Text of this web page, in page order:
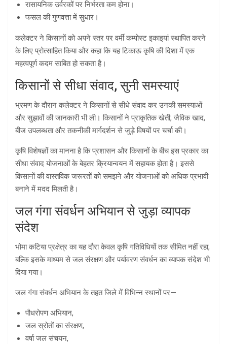
रासायनिक उर्वरकों पर निर्भरता कम होना।
फसल की गुणवत्ता में सुधार।
कलेक्टर ने किसानों को अपने स्तर पर वर्मी कम्पोस्ट इकाइयां स्थापित करने
के लिए प्रोत्साहित किया और कहा कि यह टिकाऊ कृषि की दिशा में एक
महत्वपूर्ण कदम साबित हो सकता है।
किसानों से सीधा संवाद, सुनी समस्याएं
भ्रमण के दौरान कलेक्टर ने किसानों से सीधे संवाद कर उनकी समस्याओं
और सुझावों की जानकारी भी ली। किसानों ने प्राकृतिक खेती, जैविक खाद,
बीज उपलब्धता और तकनीकी मार्गदर्शन से जुड़े विषयों पर चर्चा की।
कृषि विशेषज्ञों का मानना है कि प्रशासन और किसानों के बीच इस प्रकार का
सीधा संवाद योजनाओं के बेहतर क्रियान्वयन में सहायक होता है। इससे
किसानों की वास्तविक जरूरतों को समझने और योजनाओं को अधिक प्रभावी
बनाने में मदद मिलती है।
जल गंगा संवर्धन अभियान से जुड़ा व्यापक
संदेश
भोमा कटिया प्रक्षेत्र का यह दौरा केवल कृषि गतिविधियों तक सीमित नहीं रहा,
बल्कि इसके माध्यम से जल संरक्षण और पर्यावरण संवर्धन का व्यापक संदेश भी
दिया गया।
जल गंगा संवर्धन अभियान के तहत जिले में विभिन्न स्थानों पर—
पौधरोपण अभियान,
जल स्रोतों का संरक्षण,
वर्षा जल संचयन,